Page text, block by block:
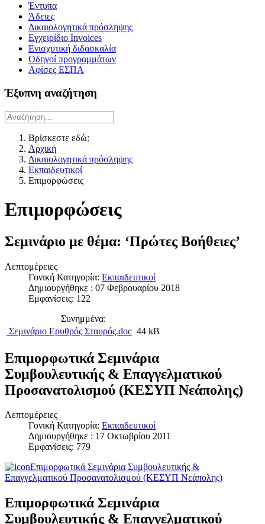
Έντυπα
Άδειες
Δικαιολογητικά πρόσληψης
Εγχειρίδιο Invoices
Ενισχυτική διδασκαλία
Οδηγοί προγραμμάτων
Αφίσες ΕΣΠΑ
Έξυπνη αναζήτηση
Βρίσκεστε εδώ:
Αρχική
Δικαιολογητικά πρόσληψης
Εκπαιδευτικοί
Επιμορφώσεις
Επιμορφώσεις
Σεμινάριο με θέμα: ‘Πρώτες Βοήθειες’
Λεπτομέρειες
Γονική Κατηγορία: Εκπαιδευτικοί
Δημιουργήθηκε : 07 Φεβρουαρίου 2018
Εμφανίσεις: 122
Συνημμένα:
Σεμινάριο Ερυθρός Σταυρός.doc 44 kB
Επιμορφωτικά Σεμινάρια
Συμβουλευτικής & Επαγγελματικού
Προσανατολισμού (ΚΕΣΥΠ Νεάπολης)
Λεπτομέρειες
Γονική Κατηγορία: Εκπαιδευτικοί
Δημιουργήθηκε : 17 Οκτωβρίου 2011
Εμφανίσεις: 779
Επιμορφωτικά Σεμινάρια Συμβουλευτικής &
Επαγγελματικού Προσανατολισμού (ΚΕΣΥΠ Νεάπολης)
Επιμορφωτικά Σεμινάρια
Συμβουλευτικής & Επαγγελματικού